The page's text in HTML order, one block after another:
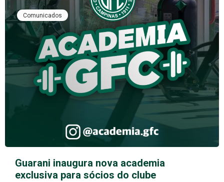
Comunicados
Guarani inaugura nova academia
exclusiva para sócios do clube